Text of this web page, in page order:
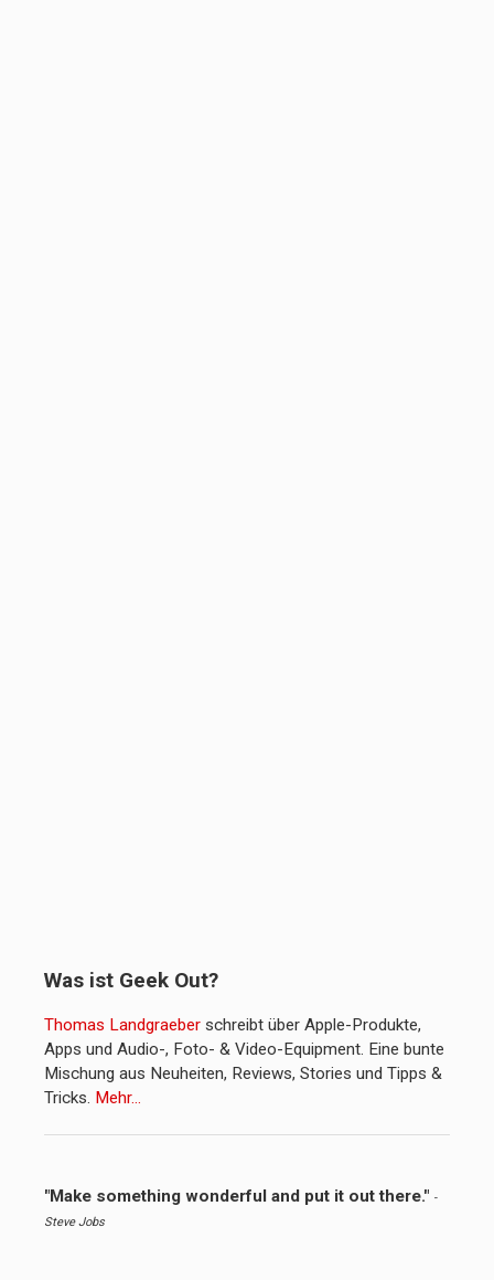
Was ist Geek Out?
Thomas Landgraeber schreibt über Apple-Produkte,
Apps und Audio-, Foto- & Video-Equipment. Eine bunte
Mischung aus Neuheiten, Reviews, Stories und Tipps &
Tricks. Mehr…
"Make something wonderful and put it out there." -
Steve Jobs